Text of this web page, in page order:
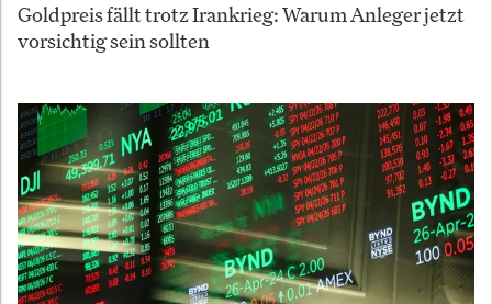
Goldpreis fällt trotz Irankrieg: Warum Anleger jetzt
vorsichtig sein sollten